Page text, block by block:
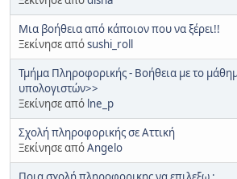
Μια βοήθεια από κάποιον που να ξέρει!!
Ξεκίνησε απόsushi_roll
Τμήμα Πληροφορικής - Βοήθεια με το
υπολογιστών>>
Ξεκίνησε από lne_p
Σχολή πληροφορικής σε Αττική
Ξεκίνησε απόAngelo